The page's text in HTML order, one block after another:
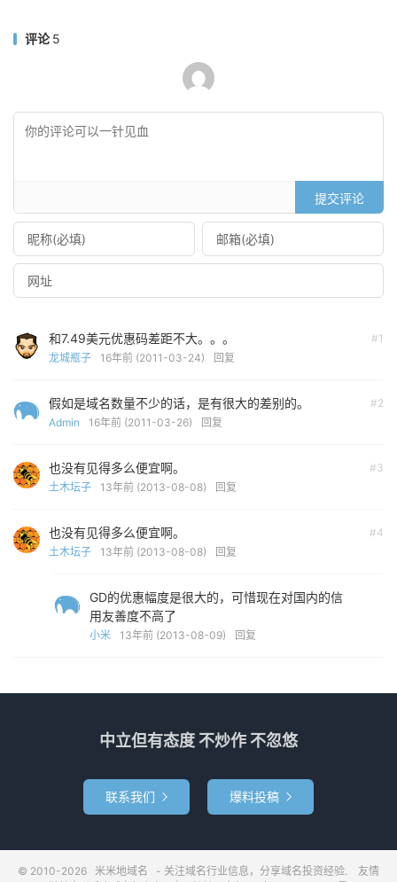
评论5
提交评论
#1
和7.49美元优惠码差距不大。。。
龙城瓶子 16年前 (2011-03-24) 回复
#2
假如是域名数量不少的话，是有很大的差别的。
Admin 16年前 (2011-03-26) 回复
#3
也没有见得多么便宜啊。
土木坛子 13年前 (2013-08-08) 回复
#4
也没有见得多么便宜啊。
土木坛子 13年前 (2013-08-08) 回复
GD的优惠幅度是很大的，可惜现在对国内的信
用友善度不高了
小米 13年前 (2013-08-09) 回复
中立但有态度 不炒作 不忽悠
联系我们  爆料投稿 
© 2010-2026 米米地域名 - 关注域名行业信息，分享域名投资经验. 友情